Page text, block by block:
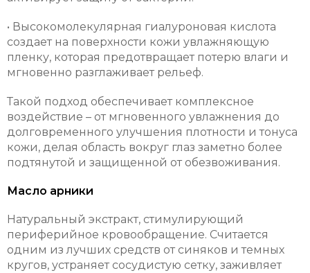
• Высокомолекулярная гиалуроновая кислота
создает на поверхности кожи увлажняющую
пленку, которая предотвращает потерю влаги и
мгновенно разглаживает рельеф.
Такой подход обеспечивает комплексное
воздействие – от мгновенного увлажнения до
долговременного улучшения плотности и тонуса
кожи, делая область вокруг глаз заметно более
подтянутой и защищенной от обезвоживания.
Масло арники
Натуральный экстракт, стимулирующий
периферийное кровообращение. Считается
одним из лучших средств от синяков и темных
кругов, устраняет сосудистую сетку, заживляет